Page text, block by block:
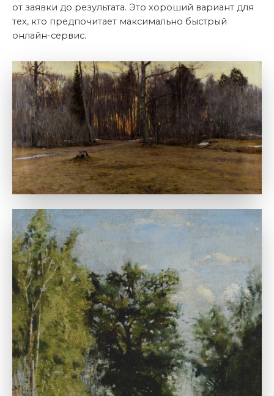
от заявки до результата. Это хороший вариант для
тех, кто предпочитает максимально быстрый
онлайн-сервис.